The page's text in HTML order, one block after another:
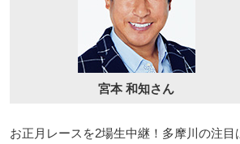
宮本 和知さん
お正月レースを2場生中継！多摩川の注